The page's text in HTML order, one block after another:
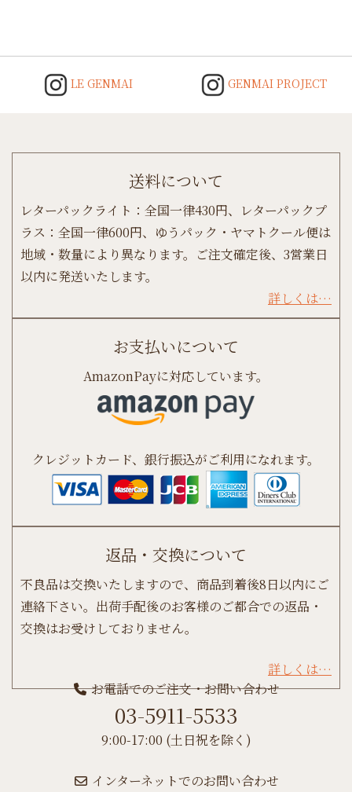
LE GENMAI GENMAI PROJECT
送料について
レターパックライト：全国一律430円、レターパックプ
ラス：全国一律600円、ゆうパック・ヤマトクール便は
地域・数量により異なります。ご注文確定後、3営業日
以内に発送いたします。
詳しくは…
お支払いについて
AmazonPayに対応しています。
クレジットカード、銀行振込がご利用になれます。
返品・交換について
不良品は交換いたしますので、商品到着後8日以内にご
連絡下さい。出荷手配後のお客様のご都合での返品・
交換はお受けしておりません。
詳しくは…
お電話でのご注文・お問い合わせ
03-5911-5533
9:00-17:00 (土日祝を除く)
インターネットでのお問い合わせ